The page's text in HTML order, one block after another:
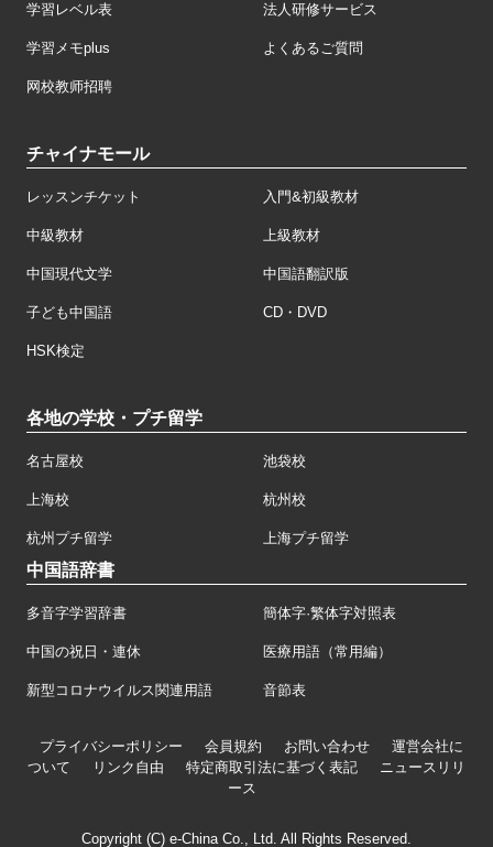
学習レベル表 法人研修サービス
学習メモplus よくあるご質問
网校教师招聘
チャイナモール
レッスンチケット 入門&初級教材
中級教材 上級教材
中国現代文学 中国語翻訳版
子ども中国語 CD・DVD
HSK検定
各地の学校・プチ留学
名古屋校 池袋校
上海校 杭州校
杭州プチ留学 上海プチ留学
中国語辞書
多音字学習辞書 簡体字·繁体字対照表
中国の祝日・連休 医療用語（常用編）
新型コロナウイルス関連用語 音節表
プライバシーポリシー 会員規約 お問い合わせ
運営会社に
ついて
リンク自由 特定商取引法に基づく表記
ニュースリリ
ース
Copyright (C) e-China Co., Ltd. All Rights Reserved.